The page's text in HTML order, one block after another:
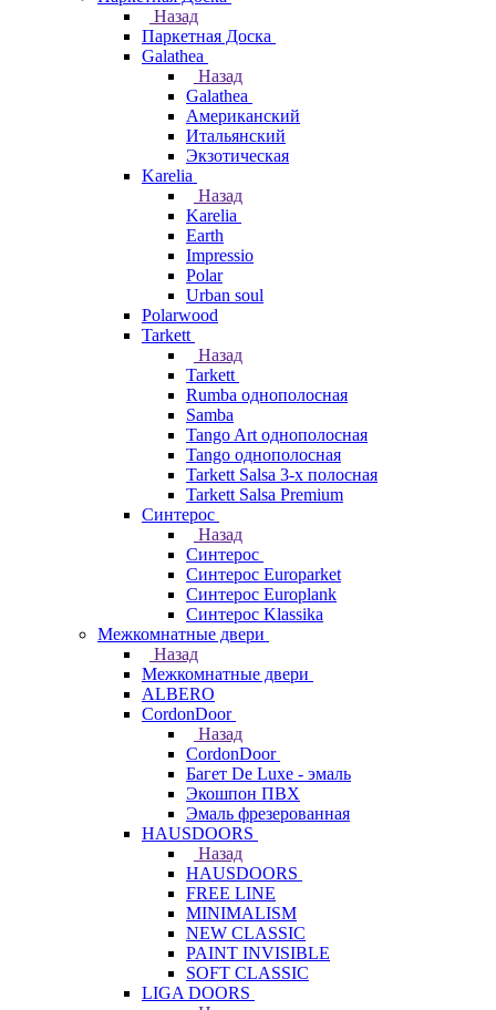
Назад
Паркетная Доска
Galathea
Назад
Galathea
Американский
Итальянский
Экзотическая
Karelia
Назад
Karelia
Earth
Impressio
Polar
Urban soul
Polarwood
Tarkett
Назад
Tarkett
Rumba однополосная
Samba
Tango Art однополосная
Tango однополосная
Tarkett Salsa 3-х полосная
Tarkett Salsa Premium
Синтерос
Назад
Синтерос
Синтерос Europarket
Синтерос Europlank
Синтерос Klassika
Межкомнатные двери
Назад
Межкомнатные двери
ALBERO
CordonDoor
Назад
CordonDoor
Багет De Luxe - эмаль
Экошпон ПВХ
Эмаль фрезерованная
HAUSDOORS
Назад
HAUSDOORS
FREE LINE
MINIMALISM
NEW CLASSIC
PAINT INVISIBLE
SOFT CLASSIC
LIGA DOORS